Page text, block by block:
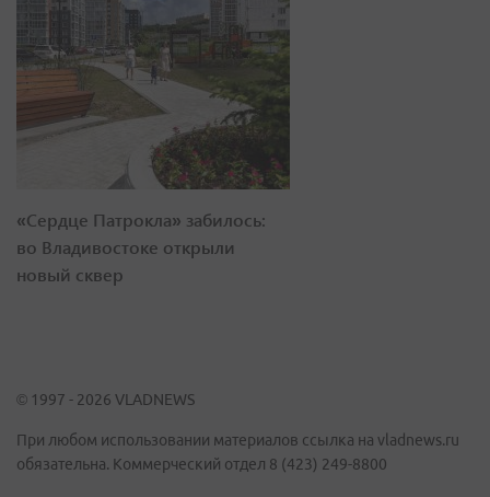
«Сердце Патрокла» забилось:
во Владивостоке открыли
новый сквер
© 1997 - 2026 VLADNEWS
При любом использовании материалов ссылка на vladnews.ru
обязательна. Коммерческий отдел 8 (423) 249-8800